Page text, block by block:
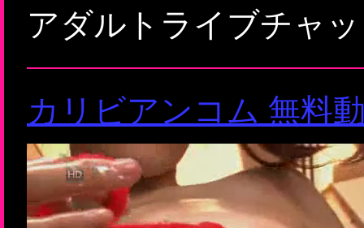
アダルトライブチャ
カリビアンコム 無料